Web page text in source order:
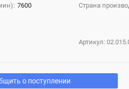
7600 Страна
Артикул:
о поступлении